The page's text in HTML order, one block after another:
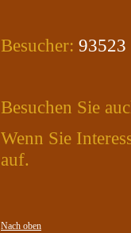
Besucher: 93523
Besuchen Sie
Wenn Sie
auf.
Nach oben